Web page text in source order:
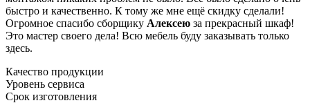
быстро и качественно. К тому же мне ещё скидку сделали!
Огромное спасибо сборщику Алексею за прекрасный шкаф!
Это мастер своего дела! Всю мебель буду заказывать только
здесь.
Качество продукции
Уровень сервиса
Срок изготовления